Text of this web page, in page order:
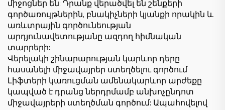
միջոցներ են: Դրանք վերածվել են շենքերի
գործառույթներին, բնակիչների կյանքի որակին և
առևտրային գործունեության
արդյունավետությանը ազդող հիմնական
տարրերի:
Վերելակի շինարարության կարևոր դերը
հասանելի միջավայրեր ստեղծելու գործում
Լիֆտերի կառուցման ամենակարևոր արժեքը
կապված է դրանց ներդրմամբ անխոչընդոտ
միջավայրերի ստեղծման գործում: Ապահովելով